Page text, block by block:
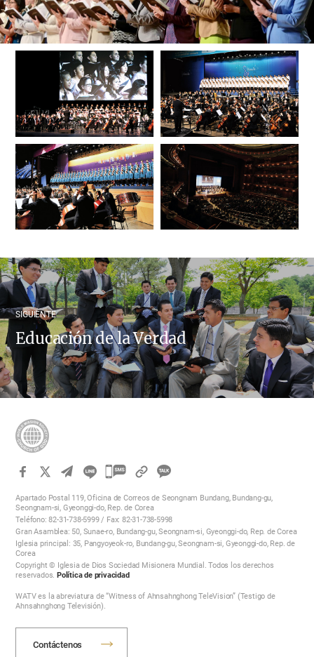
SIGUIENTE
Educación de la Verdad
카
톡
공
Apartado Postal 119, Oficina de Correos de Seongnam Bundang, Bundang-gu,
Seongnam-si, Gyeonggi-do, Rep. de Corea
Teléfono: 82-31-738-5999 / Fax: 82-31-738-5998
Gran Asamblea: 50, Sunae-ro, Bundang-gu, Seongnam-si, Gyeonggi-do, Rep. de Corea
Iglesia principal: 35, Pangyoyeok-ro, Bundang-gu, Seongnam-si, Gyeonggi-do, Rep. de
Corea
Copyright © Iglesia de Dios Sociedad Misionera Mundial. Todos los derechos
reservados. Política de privacidad
WATV es la abreviatura de “Witness of Ahnsahnghong TeleVision” (Testigo de
Ahnsahnghong Televisión).
Contáctenos